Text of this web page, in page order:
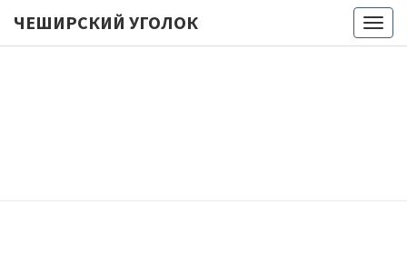
ЧЕШИРСКИЙ УГОЛОК